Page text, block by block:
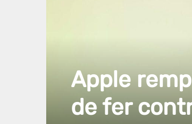
Apple
de fer